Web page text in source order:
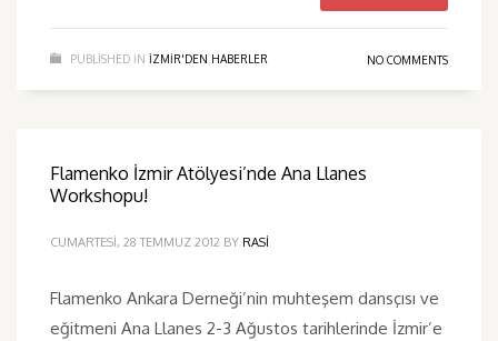
PUBLISHED IN IZMIR'DEN HABERLER NO COMMENTS
Flamenko İzmir Atölyesi’nde Ana Llanes
Workshopu!
CUMARTESI, 28 TEMMUZ 2012 BY RASI
Flamenko Ankara Derneği’nin muhteşem dansçısı ve
eğitmeni Ana Llanes 2-3 Ağustos tarihlerinde İzmir’e